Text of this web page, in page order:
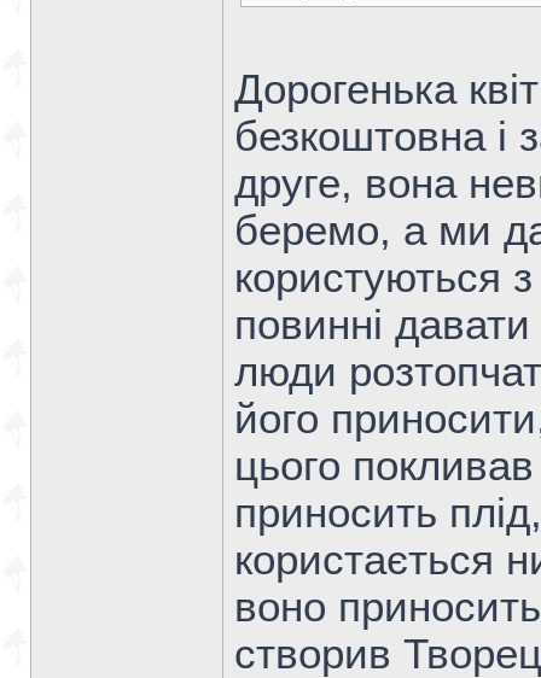
Дорогенька
безкоштовна і
друге, вона
беремо, а ми
користуються
повинні
люди
його
цього
приносить
користається
воно
створив